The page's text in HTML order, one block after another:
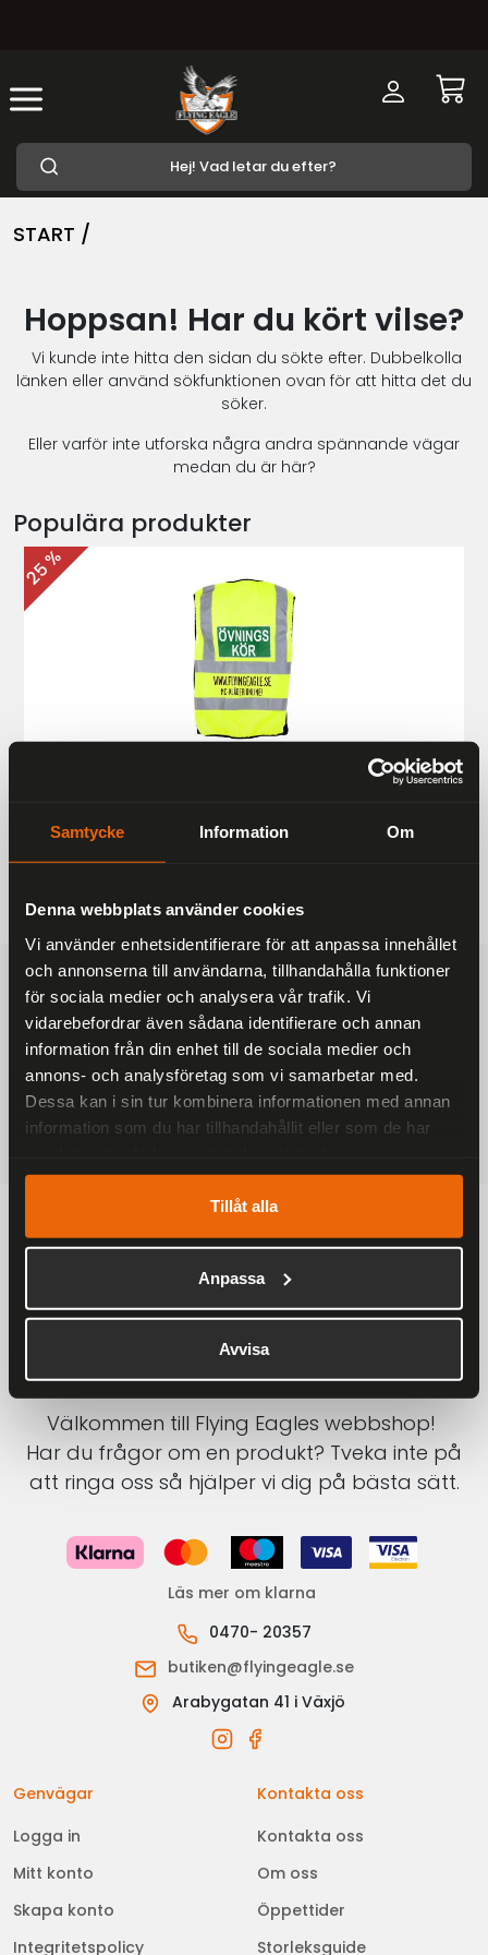
Samtycke Information Om
Denna webbplats använder cookies
Vi använder enhetsidentifierare för att anpassa innehållet
och annonserna till användarna, tillhandahålla funktioner
för sociala medier och analysera vår trafik. Vi
vidarebefordrar även sådana identifierare och annan
information från din enhet till de sociala medier och
annons- och analysföretag som vi samarbetar med.
Dessa kan i sin tur kombinera informationen med annan
information som du har tillhandahållit eller som de har
Tillåt alla
Anpassa
Avvisa
START /
Hoppsan! Har du kört vilse?
Vi kunde inte hitta den sidan du sökte efter. Dubbelkolla
länken eller använd sökfunktionen ovan för att hitta det du
söker.
Eller varför inte utforska några andra spännande vägar
medan du är här?
Populära produkter
25 %
187 kr
249 kr
FRAKTFRITT
På alla ordrar över 2000 kr
1-3 DAGAR LEVERANS
Inom Sverige med DHL
SÄKRA BETALNINGAR
Betalkort, Klarna eller Swish
Välkommen till Flying Eagles webbshop!
Har du frågor om en produkt? Tveka inte på
att ringa oss så hjälper vi dig på bästa sätt.
Läs mer om klarna
0470- 20357
butiken@flyingeagle.se
Arabygatan 41 i Växjö
Genvägar
Logga in
Mitt konto
Skapa konto
Integritetspolicy
Kontakta oss
Kontakta oss
Om oss
Öppettider
Storleksguide